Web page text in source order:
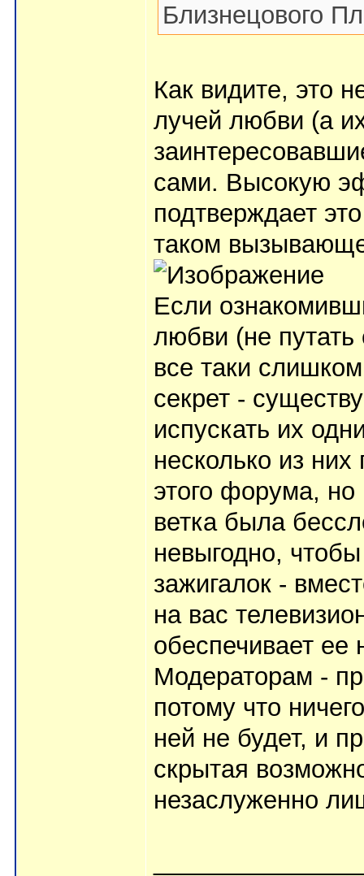
Близнецового
Как видите, это
лучей любви (а
сами. Высокую
подтверждает
таком
Если
любви (не
все таки
секрет -
испускать их
несколько из них
этого форума, но
ветка была
невыгодно,
зажигалок -
на вас
обеспечивает ее
Модераторам -
потому что
ней не будет, и
скрытая
незаслуженно